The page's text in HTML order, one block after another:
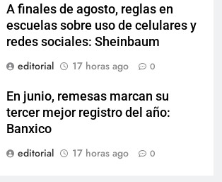
A finales de agosto, reglas en
escuelas sobre uso de celulares y
redes sociales: Sheinbaum
editorial
17 horas ago 0
En junio, remesas marcan su
tercer mejor registro del año:
Banxico
editorial
17 horas ago 0